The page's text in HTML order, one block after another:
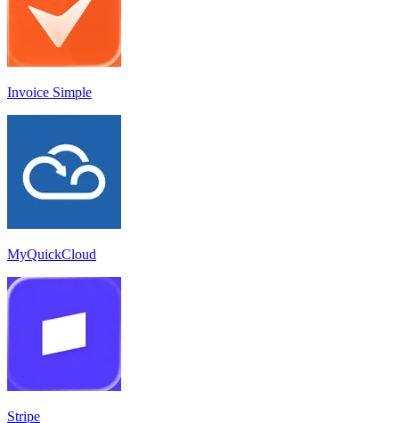
Invoice Simple
MyQuickCloud
Stripe